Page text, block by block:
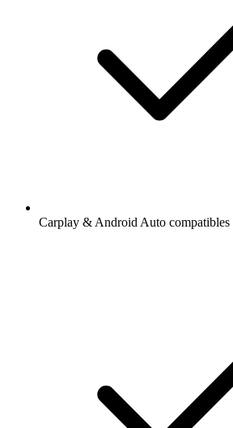
Carplay & Android Auto compatibles